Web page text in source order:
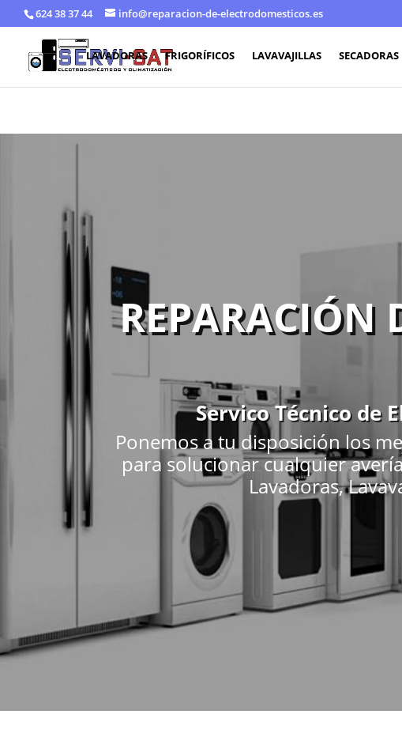
624 38 37 44 info@reparacion-de-electrodomesticos.es
LAVADORAS FRIGORÍFICOS LAVAVAJILLAS SECADORAS
REPARACIÓN
Servico Técnico de
Ponemos a tu disposición los
para solucionar cualquier
Lavadoras,